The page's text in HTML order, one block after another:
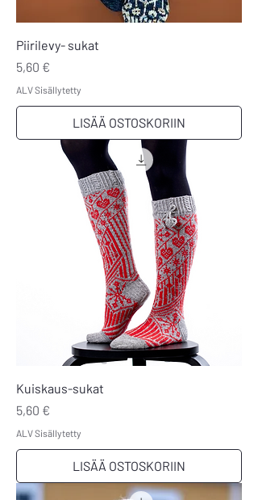
Piirilevy- sukat
Hinta
5,60 €
ALV Sisällytetty
LISÄÄ OSTOSKORIIN
Kuiskaus-sukat
Hinta
5,60 €
ALV Sisällytetty
LISÄÄ OSTOSKORIIN